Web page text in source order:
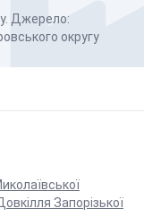
Джерело:
округу
Запорізької